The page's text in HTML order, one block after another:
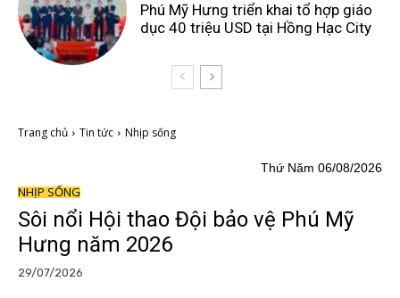
Phú Mỹ Hưng triển khai tổ hợp giáo
dục 40 triệu USD tại Hồng Hạc City